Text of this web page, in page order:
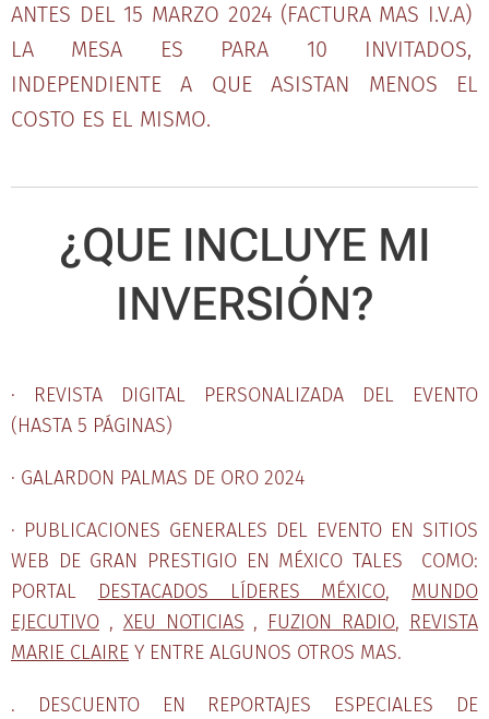
ANTES DEL 15 MARZO 2024 (FACTURA MAS I.V.A)
LA MESA ES PARA 10 INVITADOS,
INDEPENDIENTE A QUE ASISTAN MENOS EL
COSTO ES EL MISMO.
¿QUE INCLUYE MI
INVERSIÓN?
· REVISTA DIGITAL PERSONALIZADA DEL EVENTO
(HASTA 5 PÁGINAS)
· GALARDON PALMAS DE ORO 2024
· PUBLICACIONES GENERALES DEL EVENTO EN SITIOS
WEB DE GRAN PRESTIGIO EN MÉXICO TALES COMO:
PORTAL
DESTACADOS LÍDERES MÉXICO, MUNDO
EJECUTIVO , XEU NOTICIAS , FUZION RADIO, REVISTA
MARIE CLAIRE Y ENTRE ALGUNOS OTROS MAS.
. DESCUENTO EN REPORTAJES ESPECIALES DE